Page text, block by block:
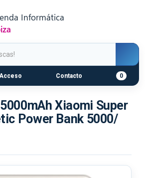
Contacto 0
Xiaomi Super
Power Bank 5000/